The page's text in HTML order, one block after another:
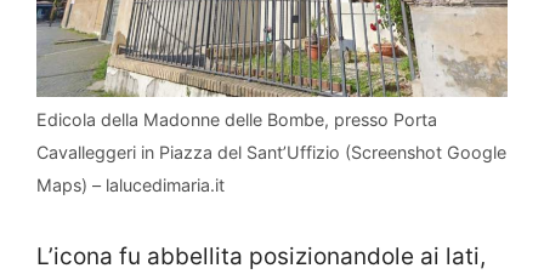
Edicola della Madonne delle Bombe, presso Porta
Cavalleggeri in Piazza del Sant’Uffizio (Screenshot Google
Maps) – lalucedimaria.it
L’icona fu abbellita posizionandole ai lati,